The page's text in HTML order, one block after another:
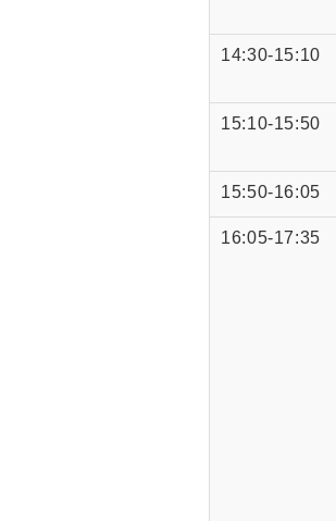
14:30-15:10
15:10-15:50
15:50-16:05
16:05-17:35